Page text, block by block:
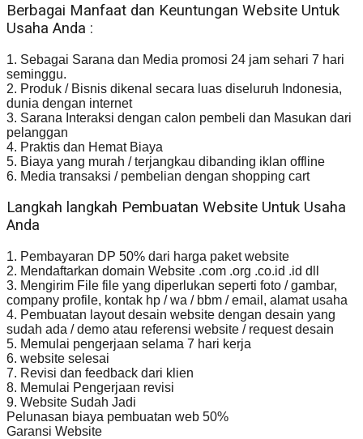
Berbagai Manfaat dan Keuntungan Website Untuk
Usaha Anda :
1. Sebagai Sarana dan Media promosi 24 jam sehari 7 hari
seminggu.
2. Produk / Bisnis dikenal secara luas diseluruh Indonesia,
dunia dengan internet
3. Sarana Interaksi dengan calon pembeli dan Masukan dari
pelanggan
4. Praktis dan Hemat Biaya
5. Biaya yang murah / terjangkau dibanding iklan offline
6. Media transaksi / pembelian dengan shopping cart
Langkah langkah Pembuatan Website Untuk Usaha
Anda
1. Pembayaran DP 50% dari harga paket website
2. Mendaftarkan domain Website .com .org .co.id .id dll
3. Mengirim File file yang diperlukan seperti foto / gambar,
company profile, kontak hp / wa / bbm / email, alamat usaha
4. Pembuatan layout desain website dengan desain yang
sudah ada / demo atau referensi website / request desain
5. Memulai pengerjaan selama 7 hari kerja
6. website selesai
7. Revisi dan feedback dari klien
8. Memulai Pengerjaan revisi
9. Website Sudah Jadi
Pelunasan biaya pembuatan web 50%
Garansi Website